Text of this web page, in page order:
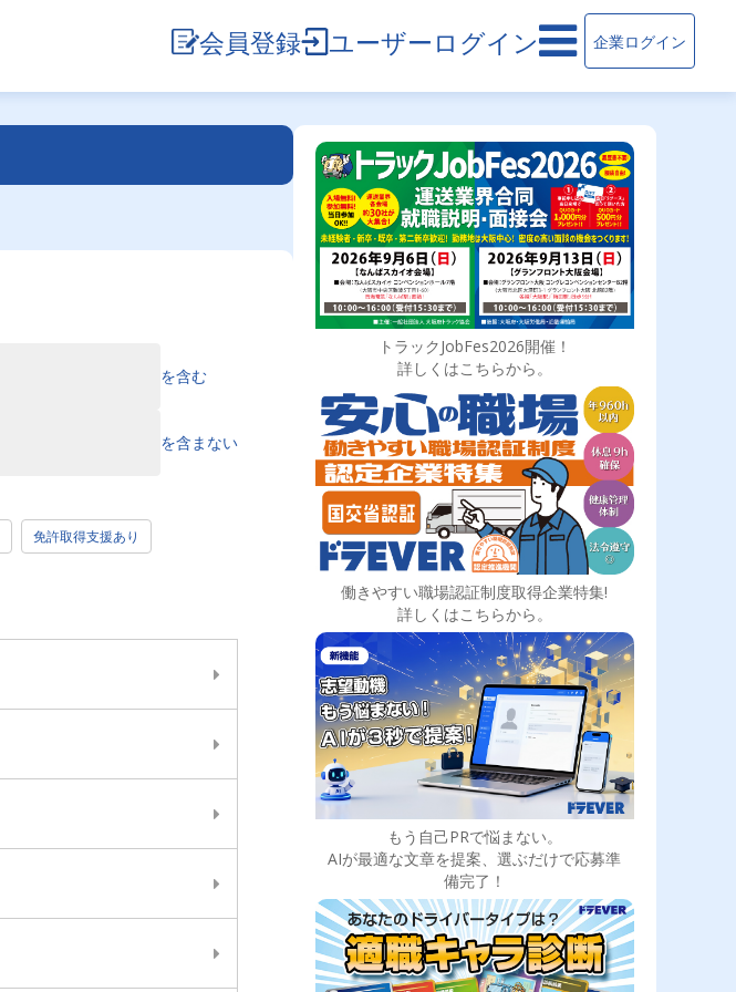
会員登録 ユーザーログイン 企業ログイン
を含む
を含まない
免許取得支援あり
トラックJobFes2026開催！
詳しくはこちらから。
働きやすい職場認証制度取得企業特集!
詳しくはこちらから。
もう自己PRで悩まない。
AIが最適な文章を提案、選ぶだけで応募準
備完了！